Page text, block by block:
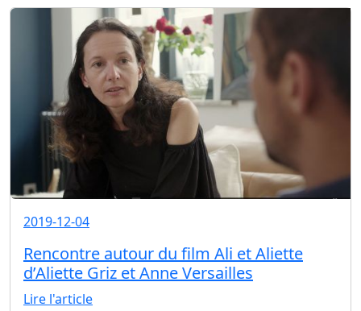
2019-12-04
Rencontre autour du film Ali et Aliette
d’Aliette Griz et Anne Versailles
Lire l'article